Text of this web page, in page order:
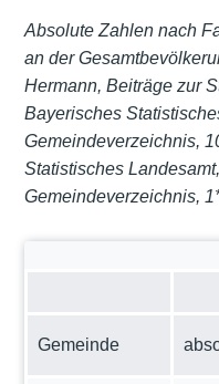
Absolute Zahlen nach
an der
Hermann, Beiträge zur
Bayerisches
Gemeindeverzeichnis,
Statistisches
Gemeindeverzeichnis,
Gemeinde